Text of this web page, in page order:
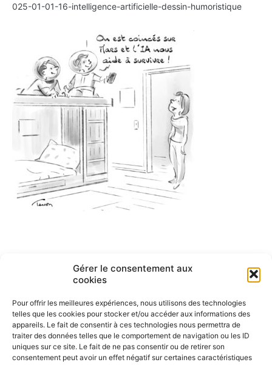
Gérer le consentement aux
cookies
Pour offrir les meilleures expériences, nous utilisons des technologies
telles que les cookies pour stocker et/ou accéder aux informations des
appareils. Le fait de consentir à ces technologies nous permettra de
traiter des données telles que le comportement de navigation ou les ID
uniques sur ce site. Le fait de ne pas consentir ou de retirer son
consentement peut avoir un effet négatif sur certaines caractéristiques
025-01-01-16-intelligence-artificielle-dessin-humoristique
Navigation
de
l’article
ARTICLE PRÉCÉDENT
Intelligence artificielle